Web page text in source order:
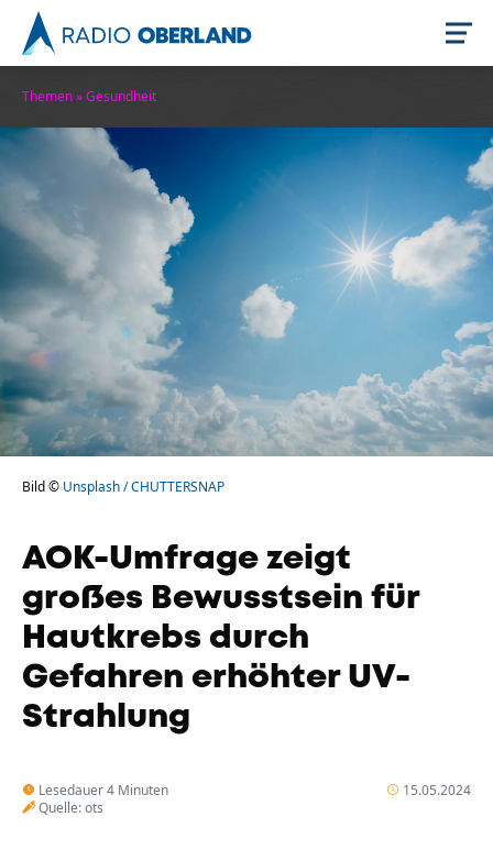
Newsreader
Stellenangebote
Wandern
Fotobox
Amphibienschutz
Team
Programm
Service
Nachgehört
Newsletter
Handwerker
Themen»Gesundheit
Bild © Unsplash / CHUTTERSNAP
AOK-Umfrage zeigt
großes Bewusstsein für
Hautkrebs durch
Gefahren erhöhter UV-
Strahlung
Lesedauer 4 Minuten
Quelle: ots
15.05.2024